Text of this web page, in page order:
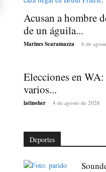
Acusan a hombre
de un águila...
Marines Scaramazza - 6 de
Elecciones en
varios...
latinoher - 4 de agosto de 2026
Deportes